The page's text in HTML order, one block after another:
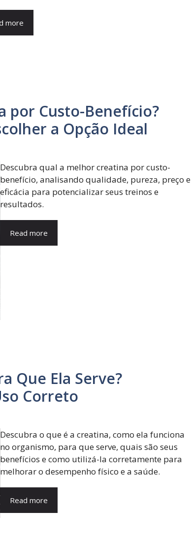
more
por Custo-Benefício?
a Opção Ideal
Descubra qual a melhor creatina por custo-
benefício, analisando qualidade, pureza, preço e
eficácia para potencializar seus treinos e
resultados.
Read more
Que Ela Serve?
Correto
Descubra o que é a creatina, como ela funciona
no organismo, para que serve, quais são seus
benefícios e como utilizá-la corretamente para
melhorar o desempenho físico e a saúde.
Read more